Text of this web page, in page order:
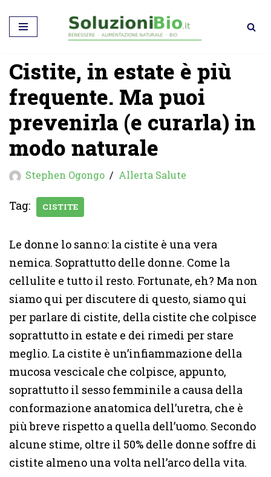
Vai
contenuto
Cistite, in estate è più
frequente. Ma puoi
prevenirla (e curarla) in
modo naturale
Stephen Ogongo Allerta Salute
Tag: CISTITE
Le donne lo sanno: la cistite è una vera
nemica. Soprattutto delle donne. Come la
cellulite e tutto il resto. Fortunate, eh? Ma non
siamo qui per discutere di questo, siamo qui
per parlare di cistite, della cistite che colpisce
soprattutto in estate e dei rimedi per stare
meglio. La cistite è un’infiammazione della
mucosa vescicale che colpisce, appunto,
soprattutto il sesso femminile a causa della
conformazione anatomica dell’uretra, che è
più breve rispetto a quella dell’uomo. Secondo
alcune stime, oltre il 50% delle donne soffre di
cistite almeno una volta nell’arco della vita.